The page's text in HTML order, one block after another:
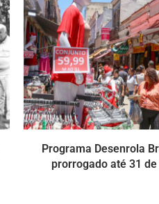
Programa Desenrola
prorrogado até 31